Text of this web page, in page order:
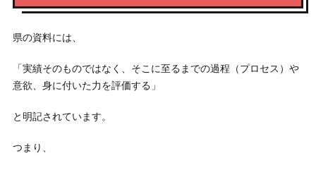
県の資料には、
「実績そのものではなく、そこに至るまでの過程（プロセス）や
意欲、身に付いた力を評価する」
と明記されています。
つまり、